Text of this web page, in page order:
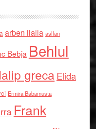
arben llalla asllan
Bebja Behlul
grecaElida
Ermira Babamusta
Frank